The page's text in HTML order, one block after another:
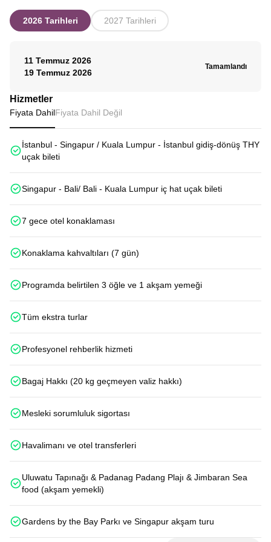
2026 Tarihleri 2027 Tarihleri
11 Temmuz 2026
19 Temmuz 2026
Tamamlandı
Hizmetler
Fiyata DahilFiyata Dahil Değil
İstanbul - Singapur / Kuala Lumpur - İstanbul gidiş-dönüş THY
uçak bileti
Singapur - Bali/ Bali - Kuala Lumpur iç hat uçak bileti
7 gece otel konaklaması
Konaklama kahvaltıları (7 gün)
Programda belirtilen 3 öğle ve 1 akşam yemeği
Tüm ekstra turlar
Profesyonel rehberlik hizmeti
Bagaj Hakkı (20 kg geçmeyen valiz hakkı)
Mesleki sorumluluk sigortası
Havalimanı ve otel transferleri
Uluwatu Tapınağı & Padanag Padang Plajı & Jimbaran Sea
food (akşam yemekli)
Gardens by the Bay Parkı ve Singapur akşam turu